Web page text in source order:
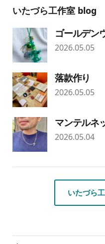
いたづら工作室 blog
ゴールデン
2026.05.05
落款作り
2026.05.05
マンテルネ
2026.05.04
いたづら